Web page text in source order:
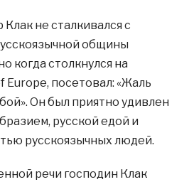
не сталкивался с
общины
когда столкнулся на
Europe, посетовал: «Жаль
Он был приятно удивлен
русской едой и
русскоязычных людей.
речи господин Клак